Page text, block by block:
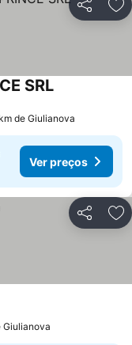
Partilhar
SRL
de Giulianova
Ver preços
Partilhar
Giulianova